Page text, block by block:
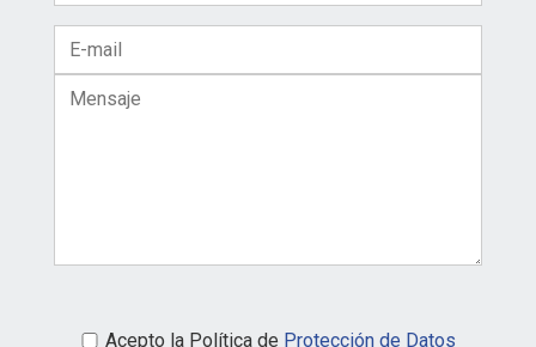
Acepto la Política de Protección de Datos